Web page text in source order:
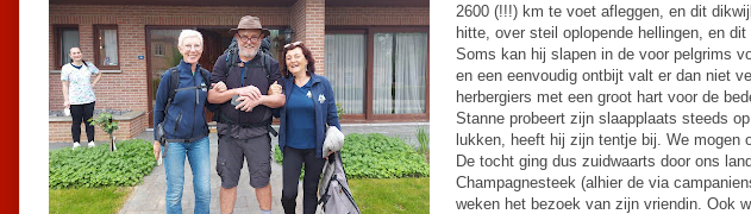
2600 (!!!) km te voet afleggen, en dit
hitte, over steil oplopende hellingen, en
Soms kan hij slapen in de voor pelgrims
en een eenvoudig ontbijt valt er dan niet
herbergiers met een groot hart voor de
Stanne probeert zijn slaapplaats steeds
lukken, heeft hij zijn tentje bij. We mogen
De tocht ging dus zuidwaarts door ons
Champagnesteek (alhier de via
weken het bezoek van zijn vriendin. Ook